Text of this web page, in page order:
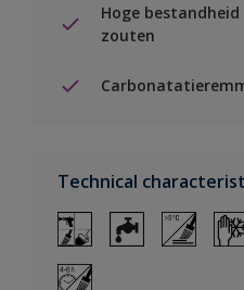
Hoge
zouten
Technical